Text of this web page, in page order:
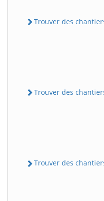
Trouver des
Trouver des
Trouver des